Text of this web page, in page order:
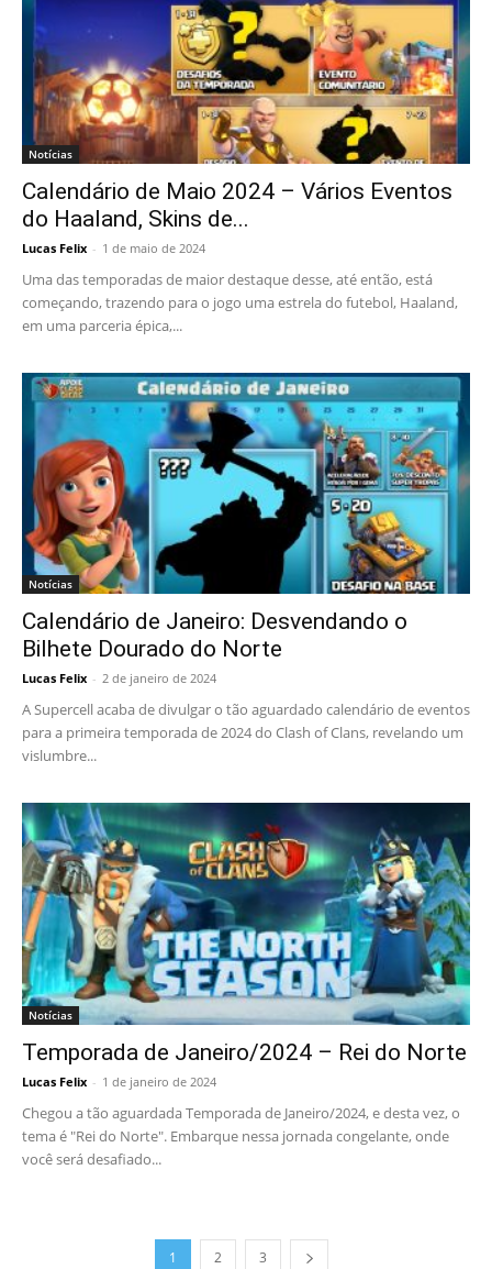
Notícias
Calendário de Maio 2024 – Vários Eventos
do Haaland, Skins de...
Lucas Felix - 1 de maio de 2024
Uma das temporadas de maior destaque desse, até então, está
começando, trazendo para o jogo uma estrela do futebol, Haaland,
em uma parceria épica,...
Notícias
Calendário de Janeiro: Desvendando o
Bilhete Dourado do Norte
Lucas Felix - 2 de janeiro de 2024
A Supercell acaba de divulgar o tão aguardado calendário de eventos
para a primeira temporada de 2024 do Clash of Clans, revelando um
vislumbre...
Notícias
Temporada de Janeiro/2024 – Rei do Norte
Lucas Felix - 1 de janeiro de 2024
Chegou a tão aguardada Temporada de Janeiro/2024, e desta vez, o
tema é "Rei do Norte". Embarque nessa jornada congelante, onde
você será desafiado...
1 2 3